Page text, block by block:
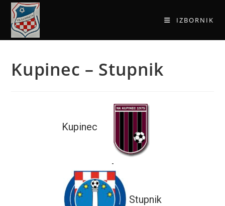
IZBORNIK
Kupinec – Stupnik
Kupinec
-
Stupnik